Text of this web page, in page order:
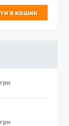
в кошик